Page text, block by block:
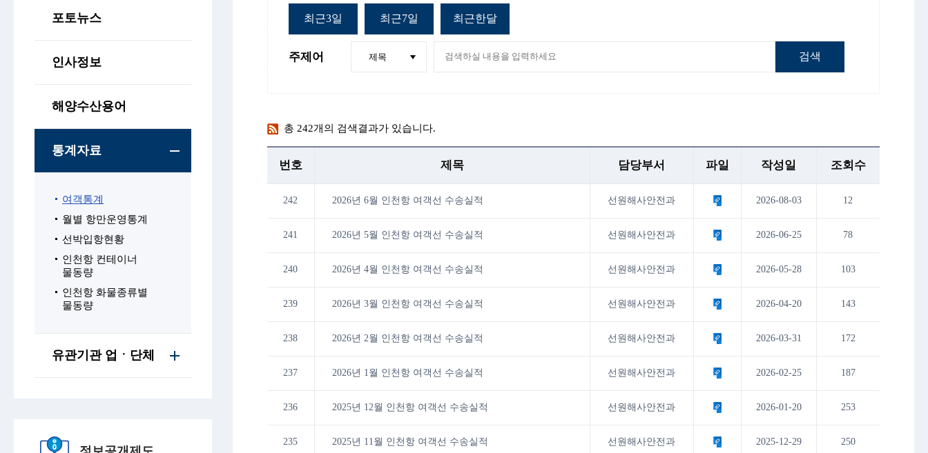
포토뉴스
인사정보
해양수산용어
통계자료
여객통계
월별 항만운영통계
선박입항현황
인천항 컨테이너
물동량
인천항 화물종류별
물동량
유관기관 업ㆍ단체
최근3일 최근7일 최근한달
주제어 검색
총 242개의 검색결과가 있습니다.
번호 제목 담당부서 파일 작성일 조회수
242 2026년 6월 인천항 여객선 수송실적 선원해사안전과 2026-08-03 12
241 2026년 5월 인천항 여객선 수송실적 선원해사안전과 2026-06-25 78
240 2026년 4월 인천항 여객선 수송실적 선원해사안전과 2026-05-28 103
239 2026년 3월 인천항 여객선 수송실적 선원해사안전과 2026-04-20 143
238 2026년 2월 인천항 여객선 수송실적 선원해사안전과 2026-03-31 172
237 2026년 1월 인천항 여객선 수송실적 선원해사안전과 2026-02-25 187
236 2025년 12월 인천항 여객선 수송실적 선원해사안전과 2026-01-20 253
235 2025년 11월 인천항 여객선 수송실적 선원해사안전과 2025-12-29 250